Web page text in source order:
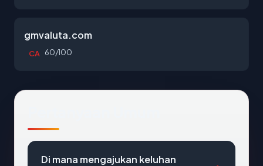
gmvaluta.com
CA 60/100
Di mana mengajukan keluhan